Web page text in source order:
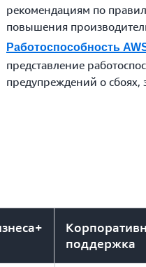
рекомендациям по
повышения
Работоспособность
представление
предупреждений о сбоях,
поддержка